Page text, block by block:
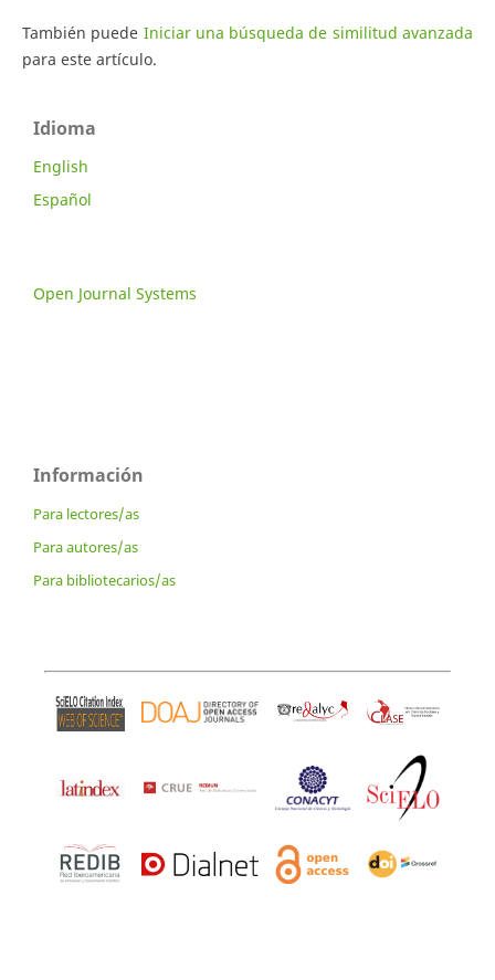
También puede Iniciar una búsqueda de similitud avanzada
para este artículo.
Idioma
English
Español
Open Journal Systems
Información
Para lectores/as
Para autores/as
Para bibliotecarios/as